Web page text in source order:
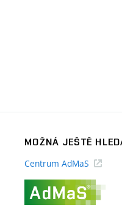
MOŽNÁ JEŠTĚ
Centrum AdMaS